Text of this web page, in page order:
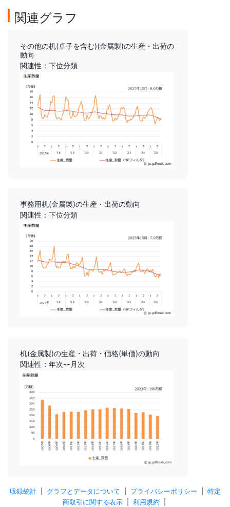
関連グラフ
その他の机(卓子を含む)(金属製)の生産・出荷の
動向
関連性：下位分類
事務用机(金属製)の生産・出荷の動向
関連性：下位分類
机(金属製)の生産・出荷・価格(単価)の動向
関連性：年次--月次
収録統計| グラフとデータについて プライバシーポリシー
特定
商取引に関する表示| 利用規約